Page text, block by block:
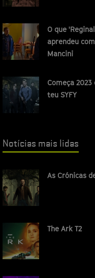
O que
aprendeu com
Mancini
Começa
teu SYFY
Notícias mais lidas
As Crónicas
The Ark T2